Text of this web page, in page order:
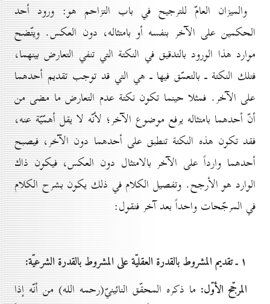
والميزان العامّ للترجيح في باب التزاحم هو: ورود أحد
الحكمين على الآخر بنفسه أو بامتثاله، دون العكس. ويتّضح
موارد هذا الورود بالتدقيق في النكتة التي تنفي التعارض بينهما،
فتلك النكتة ـ بالتعمّق فيها ـ هي التي قد توجب تقديم أحدهما
على الآخر. فمثلا حينما تكون نكتة عدم التعارض ما مضى من
أنّ أحدهما بامتثاله يرفع موضوع الآخر؛ لأنّه لا يقل أهمّيّة عنه،
فقد تكون هذه النكتة تنطبق على أحدهما دون الآخر، فيصبح
أحدهما وارداً على الآخر بالامتثال دون العكس، فيكون ذاك
الوارد هو الأرجح. وتفصيل الكلام في ذلك يكون بشرح الكلام
في المرجّحات واحداً بعد آخر فنقول:
۱ ـ تقديم المشروط بالقدرة العقليّة على المشروط بالقدرة الشرعيّة:
المرجّح الأوّل: ما ذكره المحقّق النائينيّ(رحمه الله) من أنّه إذا